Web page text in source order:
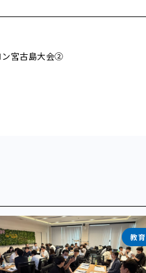
ン宮古島大会②
教育